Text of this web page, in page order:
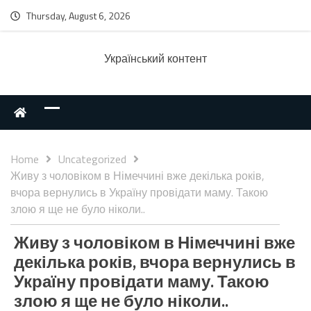
Thursday, August 6, 2026
Українcький контент
Home
Uncategorized
Живу з чоловіком в Німеччині вже декілька років,
вчора вернулись в Україну провідати маму. Такою
злою я ще не було ніколи..
Живу з чоловіком в Німеччині вже
декілька років, вчора вернулись в
Україну провідати маму. Такою
злою я ще не було ніколи..